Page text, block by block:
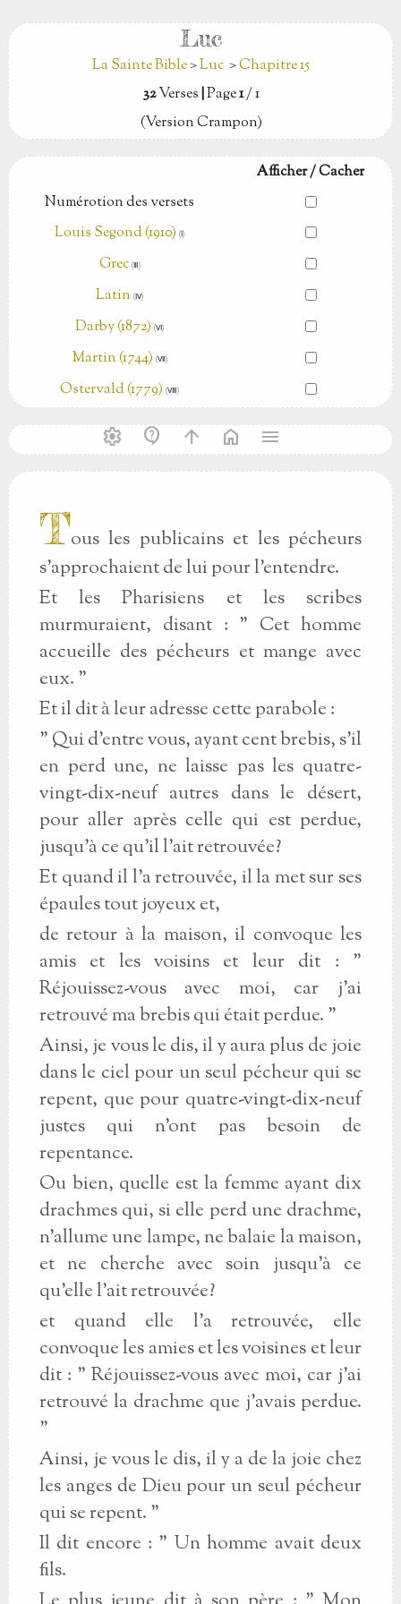
Luc
La Sainte Bible>Luc >Chapitre 15
32Verses|Page1/ 1
(Version Crampon)
Afficher / Cacher
Numérotion des versets
Louis Segond (1910) (Ⅰ)
Grec (Ⅲ)
Latin (Ⅳ)
Darby (1872) (Ⅵ)
Martin (1744) (Ⅶ)
Ostervald (1779) (Ⅷ)
settings contact_support arrow_upward home menu
Tous les publicains et les pécheurs
s'approchaient de lui pour l'entendre.
Et les Pharisiens et les scribes
murmuraient, disant : " Cet homme
accueille des pécheurs et mange avec
eux. "
Et il dit à leur adresse cette parabole :
" Qui d'entre vous, ayant cent brebis, s'il
en perd une, ne laisse pas les quatre-
vingt-dix-neuf autres dans le désert,
pour aller après celle qui est perdue,
jusqu'à ce qu'il l'ait retrouvée?
Et quand il l'a retrouvée, il la met sur ses
épaules tout joyeux et,
de retour à la maison, il convoque les
amis et les voisins et leur dit : "
Réjouissez-vous avec moi, car j'ai
retrouvé ma brebis qui était perdue. "
Ainsi, je vous le dis, il y aura plus de joie
dans le ciel pour un seul pécheur qui se
repent, que pour quatre-vingt-dix-neuf
justes qui n'ont pas besoin de
repentance.
Ou bien, quelle est la femme ayant dix
drachmes qui, si elle perd une drachme,
n'allume une lampe, ne balaie la maison,
et ne cherche avec soin jusqu'à ce
qu'elle l'ait retrouvée?
et quand elle l'a retrouvée, elle
convoque les amies et les voisines et leur
dit : " Réjouissez-vous avec moi, car j'ai
retrouvé la drachme que j'avais perdue.
"
Ainsi, je vous le dis, il y a de la joie chez
les anges de Dieu pour un seul pécheur
qui se repent. "
Il dit encore : " Un homme avait deux
fils.